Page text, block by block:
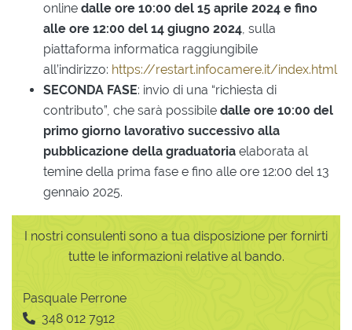
online dalle ore 10:00 del 15 aprile 2024 e fino
alle ore 12:00 del 14 giugno 2024, sulla
piattaforma informatica raggiungibile
all’indirizzo: https://restart.infocamere.it/index.html
SECONDA FASE: invio di una “richiesta di
contributo”, che sarà possibile dalle ore 10:00 del
primo giorno lavorativo successivo alla
pubblicazione della graduatoria elaborata al
temine della prima fase e fino alle ore 12:00 del 13
gennaio 2025.
I nostri consulenti sono a tua disposizione per fornirti
tutte le informazioni relative al bando.
Pasquale Perrone
348 012 7912